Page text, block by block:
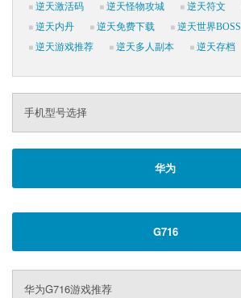
逆天激活码
逆天怪物攻城 逆天符文
逆天内丹
逆天免费下载 逆天世界BOSS
逆天游戏推荐
逆天多人副本 逆天存档
手机型号选择
华为
G716
华为G716游戏推荐